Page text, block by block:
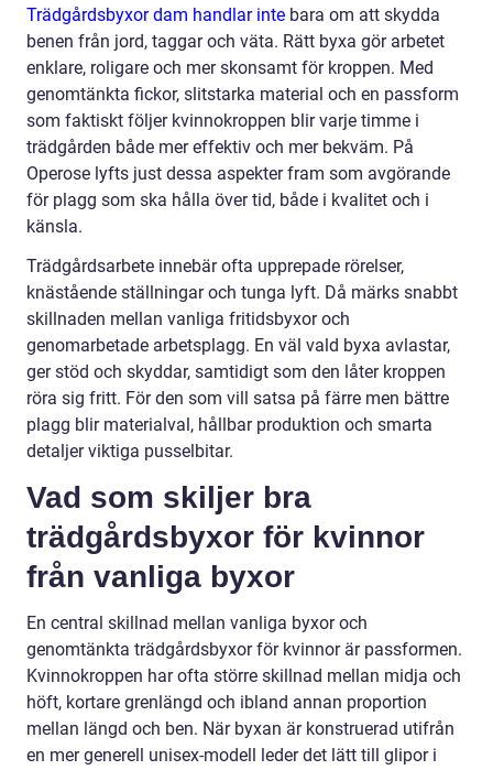
Trädgårdsbyxor dam handlar inte bara om att skydda
benen från jord, taggar och väta. Rätt byxa gör arbetet
enklare, roligare och mer skonsamt för kroppen. Med
genomtänkta fickor, slitstarka material och en passform
som faktiskt följer kvinnokroppen blir varje timme i
trädgården både mer effektiv och mer bekväm. På
Operose lyfts just dessa aspekter fram som avgörande
för plagg som ska hålla över tid, både i kvalitet och i
känsla.
Trädgårdsarbete innebär ofta upprepade rörelser,
knästående ställningar och tunga lyft. Då märks snabbt
skillnaden mellan vanliga fritidsbyxor och
genomarbetade arbetsplagg. En väl vald byxa avlastar,
ger stöd och skyddar, samtidigt som den låter kroppen
röra sig fritt. För den som vill satsa på färre men bättre
plagg blir materialval, hållbar produktion och smarta
detaljer viktiga pusselbitar.
Vad som skiljer bra
trädgårdsbyxor för kvinnor
från vanliga byxor
En central skillnad mellan vanliga byxor och
genomtänkta trädgårdsbyxor för kvinnor är passformen.
Kvinnokroppen har ofta större skillnad mellan midja och
höft, kortare grenlängd och ibland annan proportion
mellan längd och ben. När byxan är konstruerad utifrån
en mer generell unisex-modell leder det lätt till glipor i